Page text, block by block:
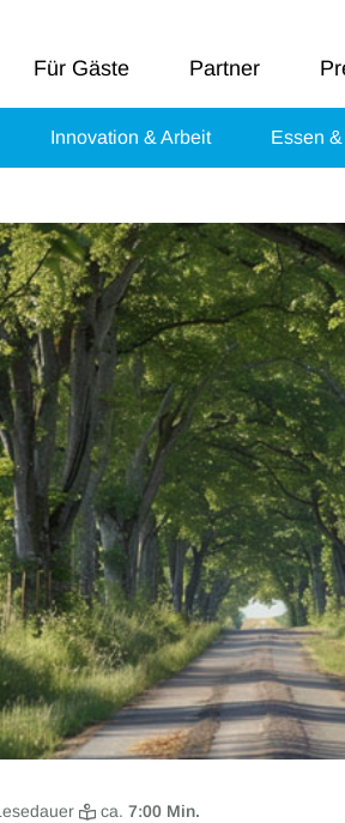
Für Gäste Partner
Innovation & Arbeit Essen
ca. 7:00 Min.